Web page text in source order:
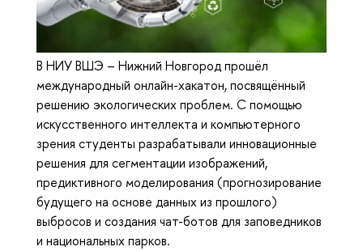
В НИУ ВШЭ – Нижний Новгород прошёл
международный онлайн-хакатон, посвящённый
решению экологических проблем. С помощью
искусственного интеллекта и компьютерного
зрения студенты разрабатывали инновационные
решения для сегментации изображений,
предиктивного моделирования (прогнозирование
будущего на основе данных из прошлого)
выбросов и создания чат-ботов для заповедников
и национальных парков.